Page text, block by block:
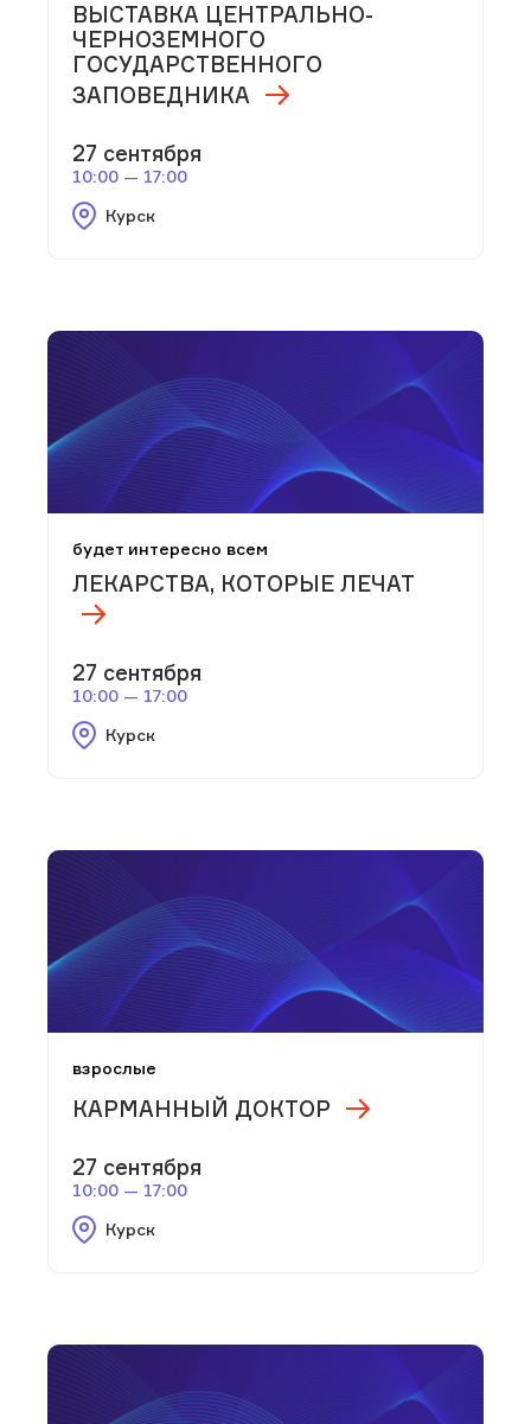
ВЫСТАВКА ЦЕНТРАЛЬНО-
ЧЕРНОЗЕМНОГО
ГОСУДАРСТВЕННОГО
ЗАПОВЕДНИКА
27 сентября
10:00 — 17:00
Курск
будет интересно всем
ЛЕКАРСТВА, КОТОРЫЕ ЛЕЧАТ
27 сентября
10:00 — 17:00
Курск
взрослые
КАРМАННЫЙ ДОКТОР
27 сентября
10:00 — 17:00
Курск